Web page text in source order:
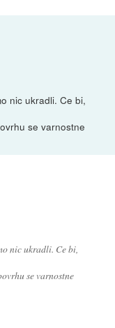
nic ukradli. Ce bi,
se varnostne
nic ukradli. Ce bi,
se varnostne